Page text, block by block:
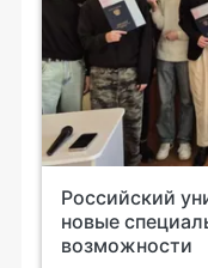
Российский
новые
возможности